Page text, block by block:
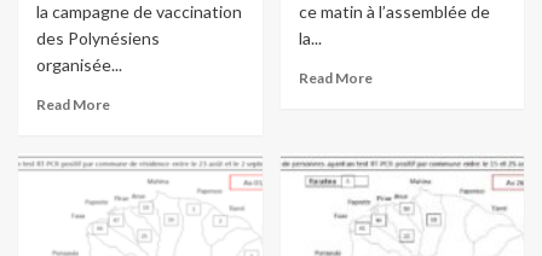
la campagne de vaccination
des Polynésiens
organisée...
Read More
ce matin à l’assemblée de
la...
Read More